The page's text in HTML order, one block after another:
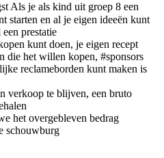
Als je als kind uit groep 8 een
starten en al je eigen ideeën kunt
prestatie
kunt doen, je eigen recept
die het willen kopen, #sponsors
reclameborden kunt maken is
verkoop te blijven, een bruto
het overgebleven bedrag
schouwburg